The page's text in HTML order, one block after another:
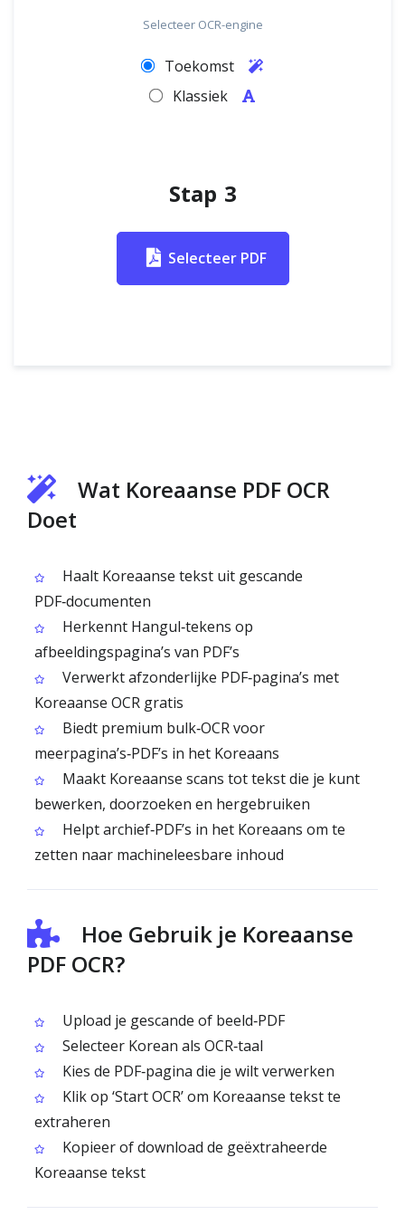
Selecteer OCR-engine
Toekomst
Klassiek
Stap 3
Selecteer PDF
Wat Koreaanse PDF OCR
Doet
Haalt Koreaanse tekst uit gescande
PDF‑documenten
Herkennt Hangul‑tekens op
afbeeldingspagina’s van PDF’s
Verwerkt afzonderlijke PDF‑pagina’s met
Koreaanse OCR gratis
Biedt premium bulk‑OCR voor
meerpagina’s‑PDF’s in het Koreaans
Maakt Koreaanse scans tot tekst die je kunt
bewerken, doorzoeken en hergebruiken
Helpt archief‑PDF’s in het Koreaans om te
zetten naar machineleesbare inhoud
Hoe Gebruik je Koreaanse
PDF OCR?
Upload je gescande of beeld‑PDF
Selecteer Korean als OCR‑taal
Kies de PDF‑pagina die je wilt verwerken
Klik op ‘Start OCR’ om Koreaanse tekst te
extraheren
Kopieer of download de geëxtraheerde
Koreaanse tekst